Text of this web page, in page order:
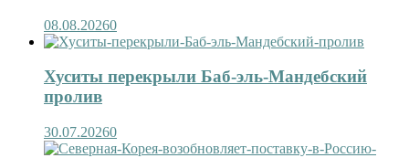
08.08.20260
Хуситы перекрыли Баб-эль-Мандебский
пролив
30.07.20260